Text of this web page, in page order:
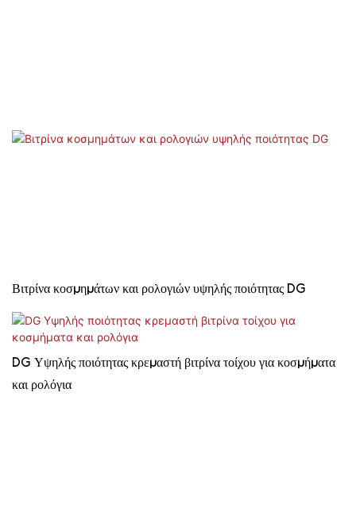
Βιτρίνα κοσμημάτων και ρολογιών υψηλής ποιότητας DG
DG Υψηλής ποιότητας κρεμαστή βιτρίνα τοίχου για κοσμήματα
και ρολόγια